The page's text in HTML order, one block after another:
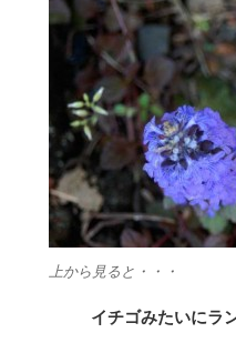
上から見ると・・・
イチゴみたいにラ